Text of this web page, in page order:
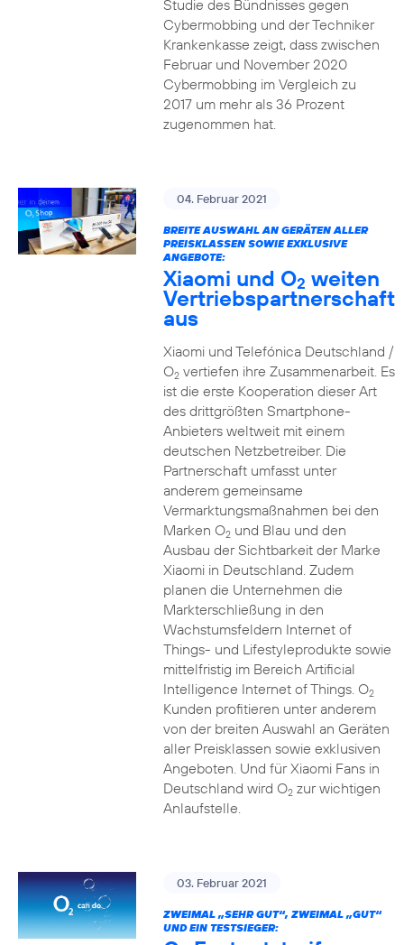
Studie des Bündnisses gegen
Cybermobbing und der Techniker
Krankenkasse zeigt, dass zwischen
Februar und November 2020
Cybermobbing im Vergleich zu
2017 um mehr als 36 Prozent
zugenommen hat.
04. Februar 2021
BREITE AUSWAHL AN GERÄTEN ALLER
PREISKLASSEN SOWIE EXKLUSIVE
ANGEBOTE:
Xiaomi und O2 weiten
Vertriebspartnerschaft
aus
Xiaomi und Telefónica Deutschland /
O2vertiefen ihre Zusammenarbeit. Es
ist die erste Kooperation dieser Art
des drittgrößten Smartphone-
Anbieters weltweit mit einem
deutschen Netzbetreiber. Die
Partnerschaft umfasst unter
anderem gemeinsame
Vermarktungsmaßnahmen bei den
Marken O2und Blau und den
Ausbau der Sichtbarkeit der Marke
Xiaomi in Deutschland. Zudem
planen die Unternehmen die
Markterschließung in den
Wachstumsfeldern Internet of
Things- und Lifestyleprodukte sowie
mittelfristig im Bereich Artificial
Intelligence Internet of Things. O2
Kunden profitieren unter anderem
von der breiten Auswahl an Geräten
aller Preisklassen sowie exklusiven
Angeboten. Und für Xiaomi Fans in
Deutschland wird O2zur wichtigen
Anlaufstelle.
03. Februar 2021
ZWEIMAL „SEHR GUT“, ZWEIMAL „GUT“
UND EIN TESTSIEGER: